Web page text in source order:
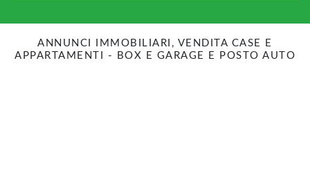
ANNUNCI IMMOBILIARI, VENDITA CASE E
APPARTAMENTI - BOX E GARAGE E POSTO AUTO